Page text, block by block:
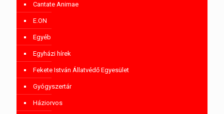
Cantate Animae
E.ON
Egyéb
Egyházi hírek
Fekete István Állatvédő Egyesület
Gyógyszertár
Háziorvos